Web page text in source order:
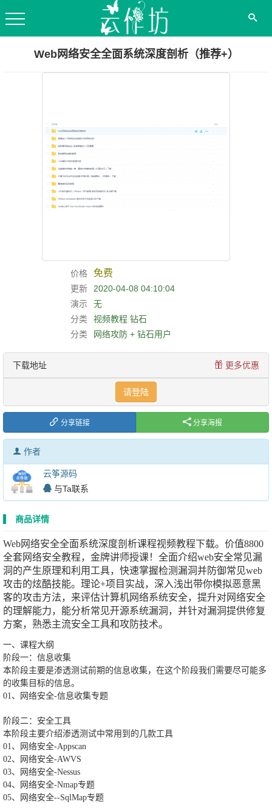
Web网络安全全面系统深度剖析（推荐+）
价格 免费
更新
2020-04-08 04:10:04
演示
无
分类
视频教程 钻石
分类
网络攻防 + 钻石用户
更多优惠
下载地址
请登陆
分享链接 分享海报
作者
云筝源码
与Ta联系
商品详情
Web网络安全全面系统深度剖析课程视频教程下载。价值8800
全套网络安全教程，金牌讲师授课！全面介绍web安全常见漏
洞的产生原理和利用工具，快速掌握检测漏洞并防御常见web
攻击的炫酷技能。理论+项目实战，深入浅出带你模拟恶意黑
客的攻击方法，来评估计算机网络系统安全，提升对网络安全
的理解能力，能分析常见开源系统漏洞，并针对漏洞提供修复
方案，熟悉主流安全工具和攻防技术。
一、课程大纲
阶段一：信息收集
本阶段主要是渗透测试前期的信息收集，在这个阶段我们需要尽可能多
的收集目标的信息。
01、网络安全-信息收集专题
阶段二：安全工具
本阶段主要介绍渗透测试中常用到的几款工具
01、网络安全-Appscan
02、网络安全-AWVS
03、网络安全-Nessus
04、网络安全-Nmap专题
05、网络安全--SqlMap专题